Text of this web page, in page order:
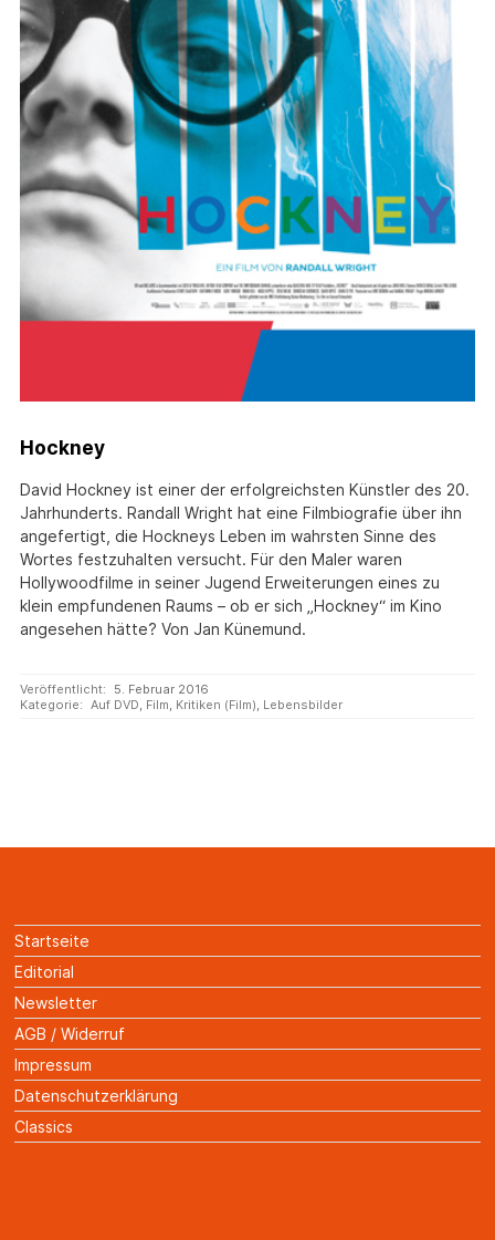
Hockney
David Hockney ist einer der erfolgreichsten Künstler des 20.
Jahrhunderts. Randall Wright hat eine Filmbiografie über ihn
angefertigt, die Hockneys Leben im wahrsten Sinne des
Wortes festzuhalten versucht. Für den Maler waren
Hollywoodfilme in seiner Jugend Erweiterungen eines zu
klein empfundenen Raums – ob er sich „Hockney“ im Kino
angesehen hätte? Von Jan Künemund.
Veröffentlicht:
5. Februar 2016
Kategorie: Auf DVD, Film, Kritiken (Film), Lebensbilder
Startseite
Editorial
Newsletter
AGB / Widerruf
Impressum
Datenschutzerklärung
Classics